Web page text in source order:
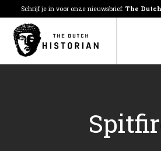
Schrijf je in voor onze nieuwsbrief: The